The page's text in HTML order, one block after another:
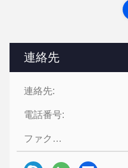
連絡先
連絡先:
電話番号:
ファクシミリ: